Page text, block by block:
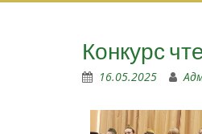
Конкурс
16.05.2025